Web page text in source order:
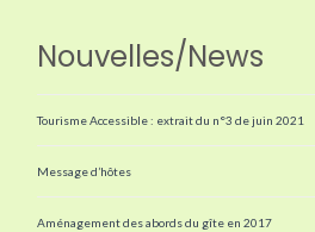
Nouvelles/News
Tourisme Accessible : extrait du n°3 de juin 2021
Message d’hôtes
Aménagement des abords du gîte en 2017